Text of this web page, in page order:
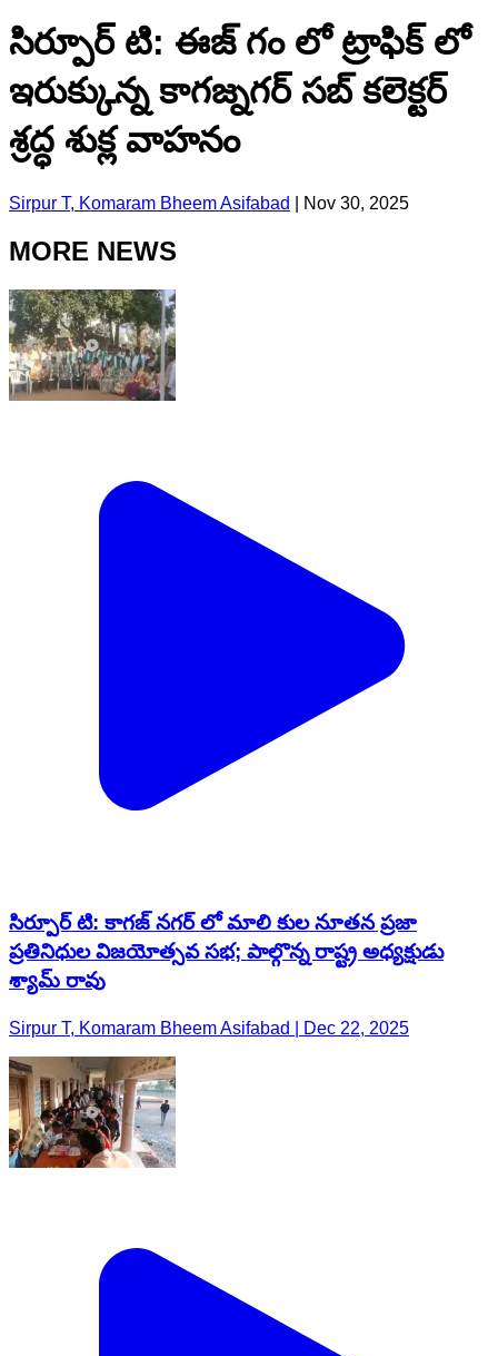
సిర్పూర్ టి: ఈజ్ గం లో ట్రాఫిక్ లో
ఇరుక్కున్న కాగజ్నగర్ సబ్ కలెక్టర్
శ్రద్ధ శుక్ల వాహనం
Sirpur T, Komaram Bheem Asifabad Nov 30, 2025
MORE NEWS
సిర్పూర్ టి: కాగజ్ నగర్ లో మాలి కుల నూతన ప్రజా
ప్రతినిధుల విజయోత్సవ సభ; పాల్గొన్న రాష్ట్ర అధ్యక్షుడు
శ్యామ్ రావు
Sirpur T, Komaram Bheem Asifabad | Dec 22, 2025